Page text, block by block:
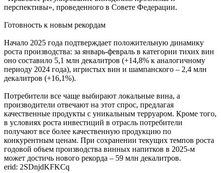
перспективы», проведенного в Совете Федерации.
Готовность к новым рекордам
Начало 2025 года подтверждает положительную динамику
роста производства: за январь-февраль в категории тихих вин
оно составило 5,1 млн декалитров (+14,8% к аналогичному
периоду 2024 года), игристых вин и шампанского – 2,4 млн
декалитров (+16,1%).
Потребители все чаще выбирают локальные вина, а
производители отвечают на этот спрос, предлагая
качественные продукты с уникальным терруаром. Кроме того,
в условиях роста инвестиций в отрасль потребители
получают все более качественную продукцию по
конкурентным ценам. При сохранении текущих темпов роста
годовой объем производства винных напитков в 2025-м
может достичь нового рекорда – 59 млн декалитров.
erid: 2SDnjdKFKCq